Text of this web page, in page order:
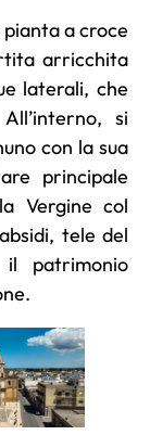
a croce
arricchita
laterali, che
si
con la sua
principale
Vergine col
tele del
patrimonio